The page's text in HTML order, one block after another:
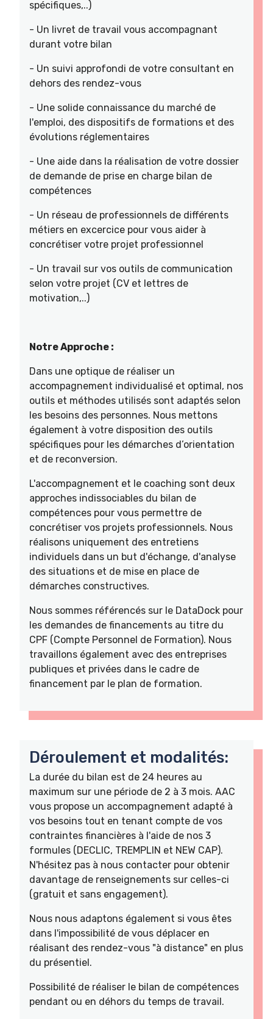
spécifiques,..)
- Un livret de travail vous accompagnant
durant votre bilan
- Un suivi approfondi de votre consultant en
dehors des rendez-vous
- Une solide connaissance du marché de
l'emploi, des dispositifs de formations et des
évolutions réglementaires
- Une aide dans la réalisation de votre dossier
de demande de prise en charge bilan de
compétences
- Un réseau de professionnels de différents
métiers en excercice pour vous aider à
concrétiser votre projet professionnel
- Un travail sur vos outils de communication
selon votre projet (CV et lettres de
motivation,..)
Notre Approche :
Dans une optique de réaliser un
accompagnement individualisé et optimal, nos
outils et méthodes utilisés sont adaptés selon
les besoins des personnes. Nous mettons
également à votre disposition des outils
spécifiques pour les démarches d’orientation
et de reconversion.
L'accompagnement et le coaching sont deux
approches indissociables du bilan de
compétences pour vous permettre de
concrétiser vos projets professionnels. Nous
réalisons uniquement des entretiens
individuels dans un but d'échange, d'analyse
des situations et de mise en place de
démarches constructives.
Nous sommes référencés sur le DataDock pour
les demandes de financements au titre du
CPF (Compte Personnel de Formation). Nous
travaillons également avec des entreprises
publiques et privées dans le cadre de
financement par le plan de formation.
Déroulement et modalités:
La durée du bilan est de 24 heures au
maximum sur une période de 2 à 3 mois. AAC
vous propose un accompagnement adapté à
vos besoins tout en tenant compte de vos
contraintes financières à l'aide de nos 3
formules (DECLIC, TREMPLIN et NEW CAP).
N'hésitez pas à nous contacter pour obtenir
davantage de renseignements sur celles-ci
(gratuit et sans engagement).
Nous nous adaptons également si vous êtes
dans l'impossibilité de vous déplacer en
réalisant des rendez-vous "à distance" en plus
du présentiel.
Possibilité de réaliser le bilan de compétences
pendant ou en déhors du temps de travail.